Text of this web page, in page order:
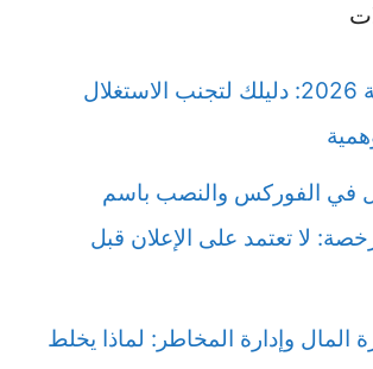
رحلات الغردقة 2026: دليلك لتجنب الاستغلال
في الفوركس والنصب باسم
لا تعتمد على الإعلان قبل
المال وإدارة المخاطر: لماذا يخلط